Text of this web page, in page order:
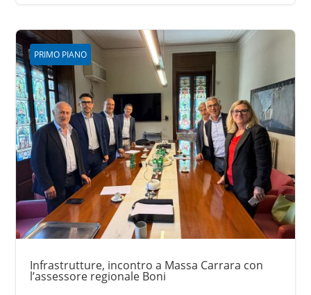
PRIMO PIANO
Infrastrutture, incontro a Massa Carrara con
l’assessore regionale Boni